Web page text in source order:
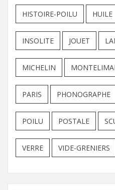
HISTOIRE-POILU HUILE
INSOLITE JOUET
MICHELIN
PARIS PHONOGRAPHE
POILU POSTALE
VERRE VIDE-GRENIERS